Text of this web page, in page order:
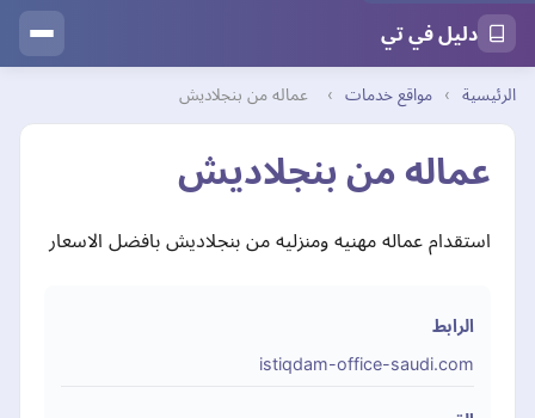
دليل في تي
الرئيسية › مواقع خدمات › عماله من بنجلاديش
عماله من بنجلاديش
استقدام عماله مهنيه ومنزليه من بنجلاديش بافضل الاسعار
الرابط
istiqdam-office-saudi.com